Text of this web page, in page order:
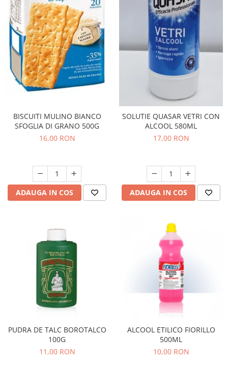
Bere italiana
Vinuri italiene
Bauturi aperitive, alcoolice
Apa italiana
Sucuri si bauturi racoritoare
Ceai
Panettone cozonac italian,
Produse fara gluten
Produse de panificatie
BISCUITI MULINO BIANCO
SFOGLIA DI GRANO 500G
16,00 RON
ADAUGA IN COS
SOLUTIE QUASAR VETRI CON
ALCOOL 580ML
17,00 RON
ADAUGA IN COS
PUDRA DE TALC BOROTALCO
100G
11,00 RON
ALCOOL ETILICO FIORILLO
500ML
10,00 RON